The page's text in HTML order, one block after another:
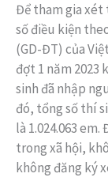
Để tham gia xét
số điều kiện
(GD-ĐT) của
đợt 1 năm 2023
sinh đã nhập
đó, tổng số thí
là 1.024.063
trong xã hội,
không đăng ký